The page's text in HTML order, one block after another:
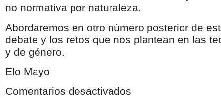
no normativa por naturaleza.
Abordaremos en otro número posterior de
debate y los retos que nos plantean en las
y de género.
Elo Mayo
Comentarios desactivados